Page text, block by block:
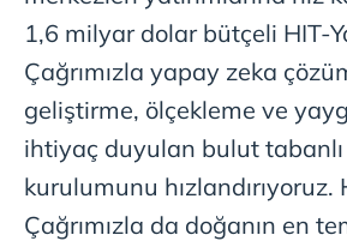
1,6 milyar dolar bütçeli HIT-
Çağrımızla yapay zeka
geliştirme, ölçekleme ve
ihtiyaç duyulan bulut tabanlı
kurulumunu
Çağrımızla da doğanın en